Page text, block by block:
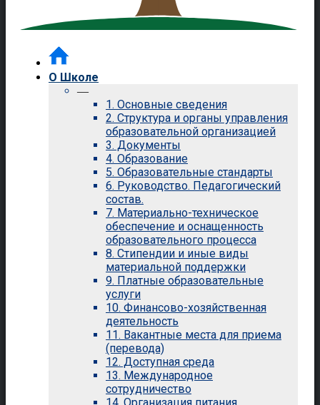
О Школе
—
1. Основные сведения
2. Структура и органы управления
образовательной организацией
3. Документы
4. Образование
5. Образовательные стандарты
6. Руководство. Педагогический
состав.
7. Материально-техническое
обеспечение и оснащенность
образовательного процесса
8. Стипендии и иные виды
материальной поддержки
9. Платные образовательные
услуги
10. Финансово-хозяйственная
деятельность
11. Вакантные места для приема
(перевода)
12. Доступная среда
13. Международное
сотрудничество